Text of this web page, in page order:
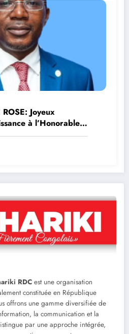
Joyeux
à l’Honorable
un modèle de
et de résilience
RDC est une organisation
constituée en République
offrons une gamme diversifiée de
la communication et la
par une approche intégrée,